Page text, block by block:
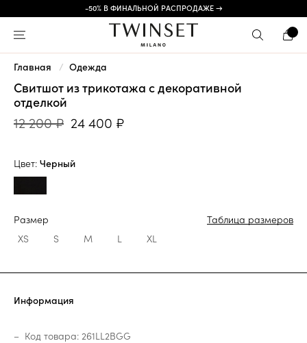
-50% В ФИНАЛЬНОЙ РАСПРОДАЖЕ →
Главная Одежда
Свитшот из трикотажа с декоративной
отделкой
12 200 ₽ 24 400 ₽
Цвет: Черный
Размер
Таблица размеров
XS
S M L XL
Информация
Код товара: 261LL2BGG